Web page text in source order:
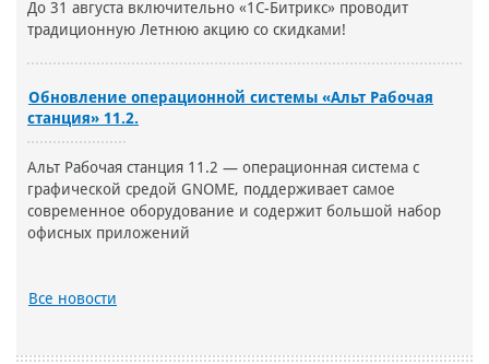
До 31 августа включительно «1С-Битрикс» проводит
традиционную Летнюю акцию со скидками!
Обновление операционной системы «Альт Рабочая
станция» 11.2.
Альт Рабочая станция 11.2 — операционная система с
графической средой GNOME, поддерживает самое
современное оборудование и содержит большой набор
офисных приложений
Все новости